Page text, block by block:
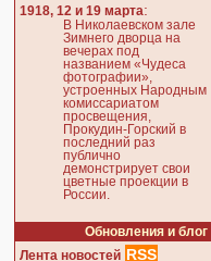
1918, 12 и 19 марта:
В Николаевском зале
Зимнего дворца на
вечерах под
названием «Чудеса
фотографии»,
устроенных Народным
комиссариатом
просвещения,
Прокудин-Горский в
последний раз
публично
демонстрирует свои
цветные проекции в
России.
Обновления и блог
Лента новостей RSS